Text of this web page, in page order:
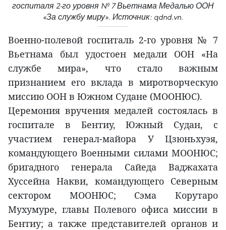
госпиталя 2-го уровня № 7 Вьетнама Медалью ООН
«За службу миру». Источник: qdnd.vn.
Военно-полевой госпиталь 2-го уровня № 7
Вьетнама был удостоен медали ООН «На
службе мира», что стало важным
признанием его вклада в миротворческую
миссию ООН в Южном Судане (МООНЮС).
Церемония вручения медалей состоялась в
госпитале в Бентиу, Южный Судан, с
участием генерал-майора У Цзюньхуэя,
командующего Военными силами МООНЮС;
бригадного генерала Сайеда Ваджахата
Хуссейна Накви, командующего Северным
сектором МООНЮС; Сэма Корутаро
Мухумуре, главы Полевого офиса миссии в
Бентиу; а также представителей органов и